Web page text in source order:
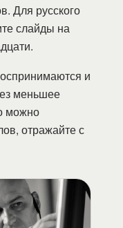
Для русского
слайды на
и
меньшее
можно
отражайте с